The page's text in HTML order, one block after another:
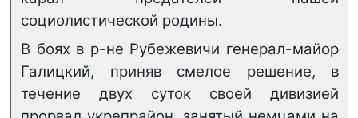
социолистической родины.
В боях в р-не Рубежевичи генерал-майор
Галицкий, приняв смелое решение, в
течение двух суток своей дивизией